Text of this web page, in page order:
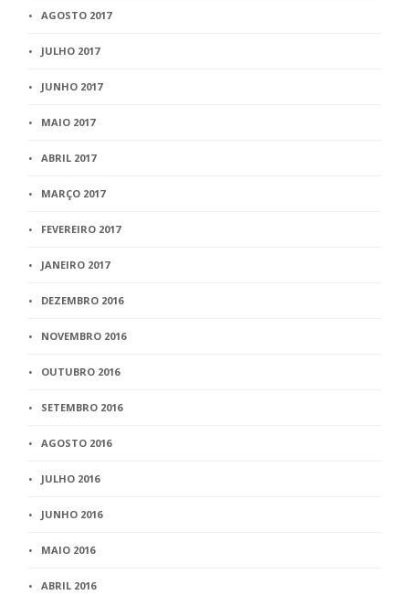
AGOSTO 2017
JULHO 2017
JUNHO 2017
MAIO 2017
ABRIL 2017
MARÇO 2017
FEVEREIRO 2017
JANEIRO 2017
DEZEMBRO 2016
NOVEMBRO 2016
OUTUBRO 2016
SETEMBRO 2016
AGOSTO 2016
JULHO 2016
JUNHO 2016
MAIO 2016
ABRIL 2016